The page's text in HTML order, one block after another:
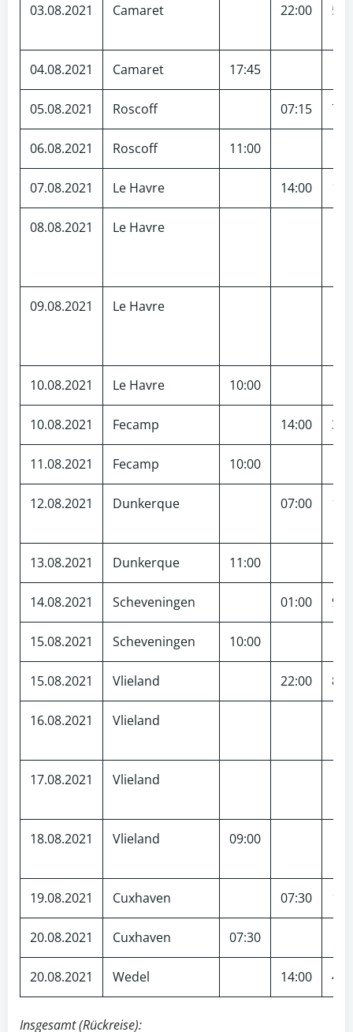
03.08.2021 Camaret 22:00 55
04.08.2021 Camaret 17:45
05.08.2021 Roscoff 07:15 70
06.08.2021 Roscoff 11:00
07.08.2021 Le Havre 14:00 195
08.08.2021 Le Havre
09.08.2021 Le Havre
10.08.2021 Le Havre 10:00
10.08.2021 Fecamp 14:00 30
11.08.2021 Fecamp 10:00
12.08.2021 Dunkerque 07:00 105
13.08.2021 Dunkerque 11:00
14.08.2021 Scheveningen 01:00 97
15.08.2021 Scheveningen 10:00
15.08.2021 Vlieland 22:00 87
16.08.2021 Vlieland
17.08.2021 Vlieland
18.08.2021 Vlieland 09:00
19.08.2021 Cuxhaven 07:30 155
20.08.2021 Cuxhaven 07:30
20.08.2021 Wedel 14:00 45
Insgesamt (Rückreise):